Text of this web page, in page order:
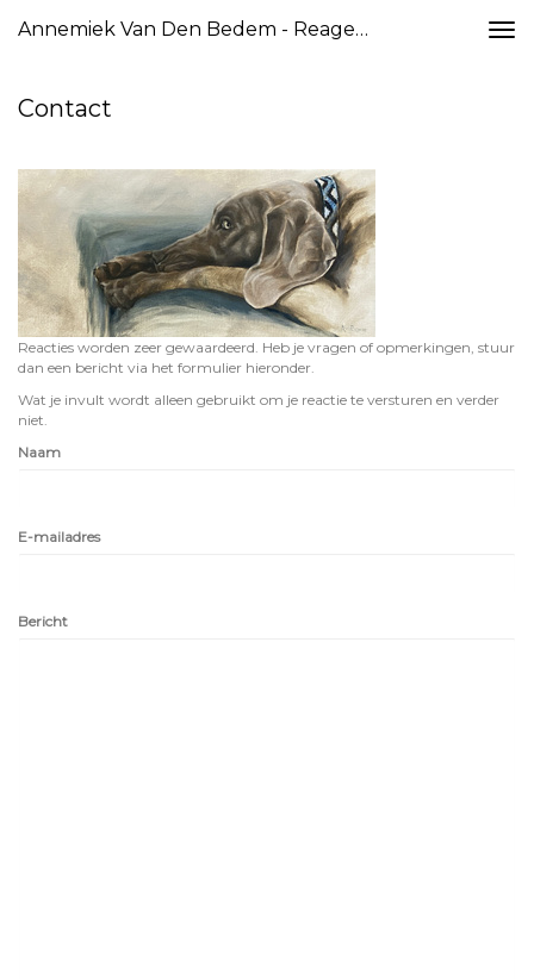
Annemiek Van Den Bedem - Reageer
Contact
Reacties worden zeer gewaardeerd. Heb je vragen of opmerkingen, stuur
dan een bericht via het formulier hieronder.
Wat je invult wordt alleen gebruikt om je reactie te versturen en verder
niet.
Naam
E-mailadres
Bericht